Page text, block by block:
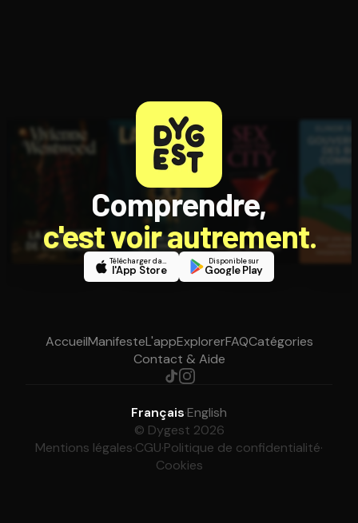
Comprendre,
c'est voir autrement.
Télécharger dans
l'App Store
Disponible sur
Google Play
AccueilManifesteL'appExplorerFAQCatégories
Contact & Aide
Français·English
© Dygest 2026
Mentions légales·CGU·Politique de confidentialité·
Cookies